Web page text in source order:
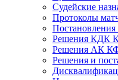
Судейские
Протоколы
Решения КДК
Решения АК
Решения и